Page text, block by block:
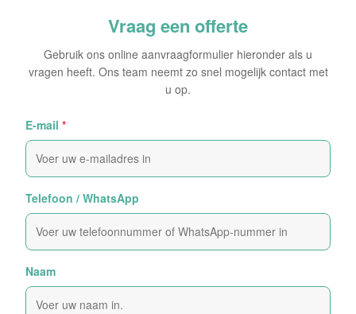
Vraag een offerte
Gebruik ons online aanvraagformulier hieronder als u
vragen heeft. Ons team neemt zo snel mogelijk contact met
u op.
E-mail *
Telefoon / WhatsApp
Naam